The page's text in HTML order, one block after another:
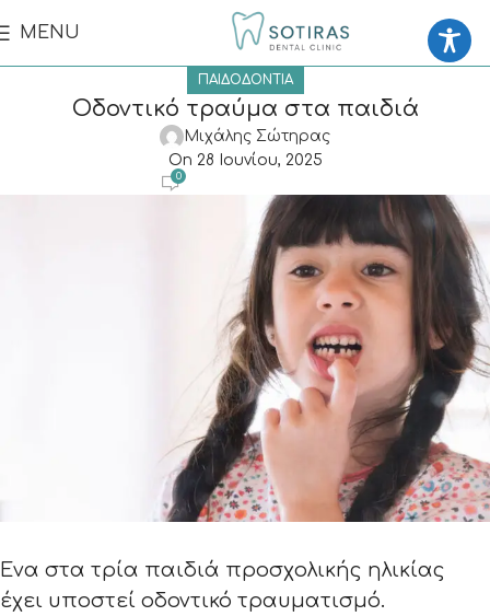
MENU
ΠΑΙΔΟΔΟΝΤΊΑ
Οδοντικό τραύμα στα παιδιά
Μιχάλης Σώτηρας
On 28 Ιουνίου, 2025
0
Ένα στα τρία παιδιά προσχολικής ηλικίας
έχει υποστεί οδοντικό τραυματισμό.